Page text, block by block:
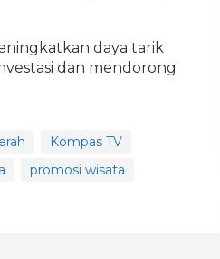
daya tarik
dan mendorong
Kompas TV
promosi wisata